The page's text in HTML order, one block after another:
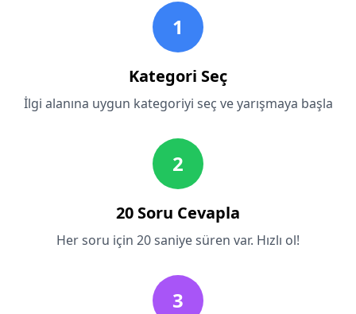
1
Kategori Seç
İlgi alanına uygun kategoriyi seç ve yarışmaya başla
2
20 Soru Cevapla
Her soru için 20 saniye süren var. Hızlı ol!
3